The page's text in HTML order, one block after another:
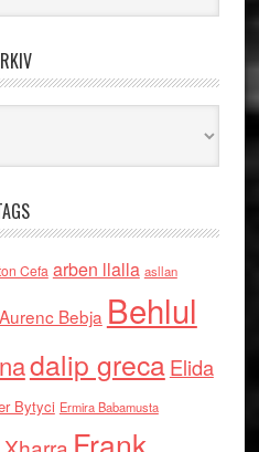
Cefa arben llalla asllan
Aurenc Bebja Behlul
dalip grecaElida
Bytyci Ermira Babamusta